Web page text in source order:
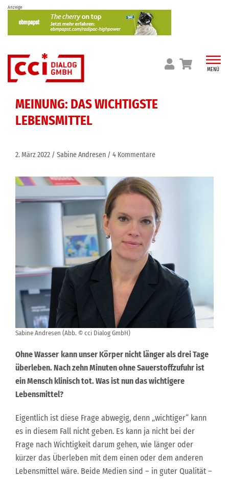
Skip
content
Anzeige
MENÜ
MEINUNG: DAS WICHTIGSTE
LEBENSMITTEL
2. März 2022 Sabine Andresen 4 Kommentare
Sabine Andresen (Abb. © cci Dialog GmbH)
Ohne Wasser kann unser Körper nicht länger als drei Tage
überleben. Nach zehn Minuten ohne Sauerstoffzufuhr ist
ein Mensch klinisch tot. Was ist nun das wichtigere
Lebensmittel?
Eigentlich ist diese Frage abwegig, denn „wichtiger“ kann
es in diesem Fall nicht geben. Es kann ja nicht bei der
Frage nach Wichtigkeit darum gehen, wie länger oder
kürzer das Überleben mit dem einen oder dem anderen
Lebensmittel wäre. Beide Medien sind – in guter Qualität –